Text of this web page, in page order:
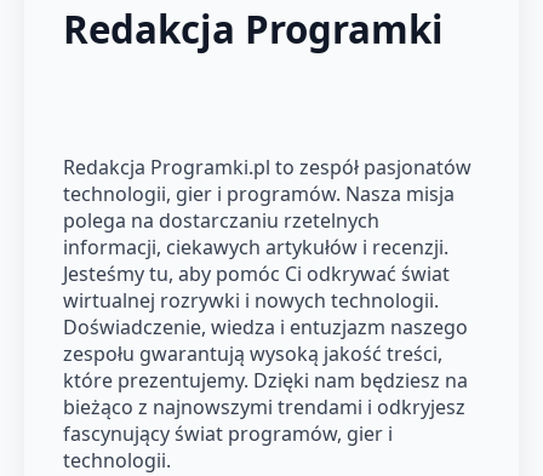
Redakcja Programki
Redakcja Programki.pl to zespół pasjonatów
technologii, gier i programów. Nasza misja
polega na dostarczaniu rzetelnych
informacji, ciekawych artykułów i recenzji.
Jesteśmy tu, aby pomóc Ci odkrywać świat
wirtualnej rozrywki i nowych technologii.
Doświadczenie, wiedza i entuzjazm naszego
zespołu gwarantują wysoką jakość treści,
które prezentujemy. Dzięki nam będziesz na
bieżąco z najnowszymi trendami i odkryjesz
fascynujący świat programów, gier i
technologii.